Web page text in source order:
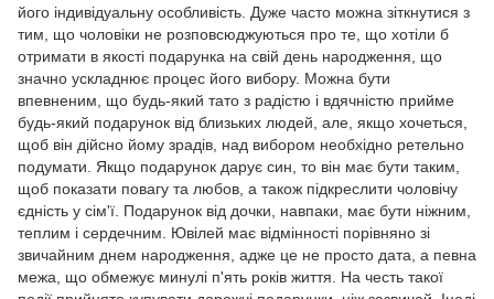
його індивідуальну особливість. Дуже часто можна зіткнутися з
тим, що чоловіки не розповсюджуються про те, що хотіли б
отримати в якості подарунка на свій день народження, що
значно ускладнює процес його вибору. Можна бути
впевненим, що будь-який тато з радістю і вдячністю прийме
будь-який подарунок від близьких людей, але, якщо хочеться,
щоб він дійсно йому зрадів, над вибором необхідно ретельно
подумати. Якщо подарунок дарує син, то він має бути таким,
щоб показати повагу та любов, а також підкреслити чоловічу
єдність у сім'ї. Подарунок від дочки, навпаки, має бути ніжним,
теплим і сердечним. Ювілей має відмінності порівняно зі
звичайним днем народження, адже це не просто дата, а певна
межа, що обмежує минулі п'ять років життя. На честь такої